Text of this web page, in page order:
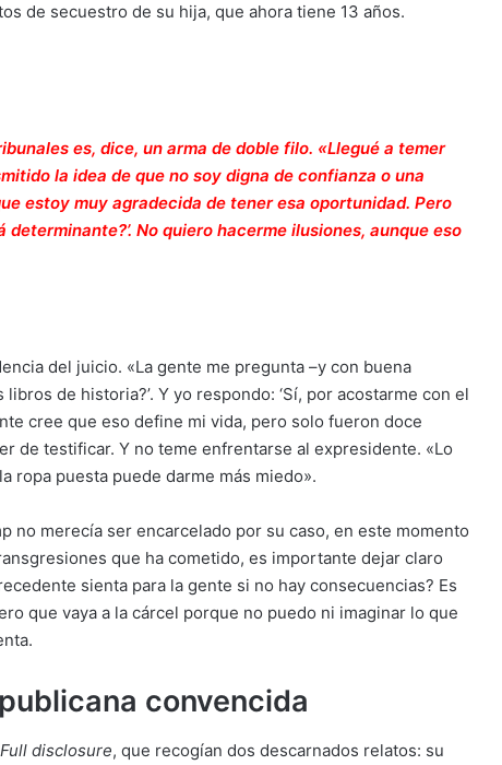
de secuestro de su hija, que ahora tiene 13 años.
es, dice, un arma de doble filo. «Llegué a temer
la idea de que no soy digna de confianza o una
estoy muy agradecida de tener esa oportunidad. Pero
No quiero hacerme ilusiones, aunque eso
del juicio. «La gente me pregunta –y con buena
de historia?’. Y yo respondo: ‘Sí, por acostarme con el
cree que eso define mi vida, pero solo fueron doce
de testificar. Y no teme enfrentarse al expresidente. «Lo
ropa puesta puede darme más miedo».
no merecía ser encarcelado por su caso, en este momento
que ha cometido, es importante dejar claro
sienta para la gente si no hay consecuencias? Es
que vaya a la cárcel porque no puedo ni imaginar lo que
convencida
Full disclosure, que recogían dos descarnados relatos: su